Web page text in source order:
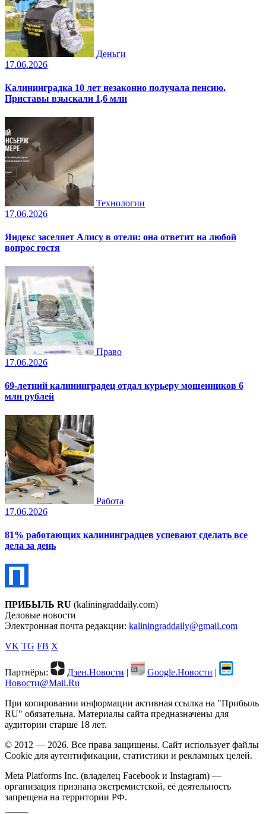
Деньги
17.06.2026
Калининградка 10 лет незаконно получала пенсию.
Приставы взыскали 1,6 млн
Технологии
17.06.2026
Яндекс заселяет Алису в отели: она ответит на любой
вопрос гостя
Право
17.06.2026
69-летний калининградец отдал курьеру мошенников 6
млн рублей
Работа
17.06.2026
81% работающих калининградцев успевают сделать все
дела за день
ПРИБЫЛЬ RU (kaliningraddaily.com)
Деловые новости
Электронная почта редакции: kaliningraddaily@gmail.com
VK TG FB X
Партнёры: Дзен.Новости | Google.Новости |
Новости@Mail.Ru
При копировании информации активная ссылка на "Прибыль
RU" обязательна. Материалы сайта предназначены для
аудитории старше 18 лет.
© 2012 — 2026. Все права защищены. Сайт использует файлы
Cookie для аутентификации, статистики и рекламных целей.
Meta Platforms Inc. (владелец Facebook и Instagram) —
организация признана экстремистской, её деятельность
запрещена на территории РФ.